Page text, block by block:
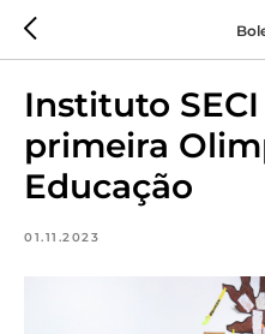
Instituto
primeira
Educação
01.11.2023